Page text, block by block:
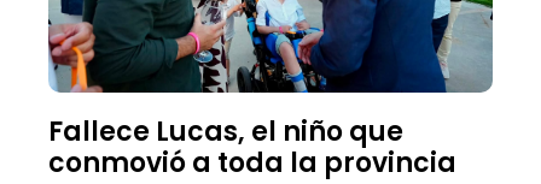
Fallece Lucas, el niño que
conmovió a toda la provincia